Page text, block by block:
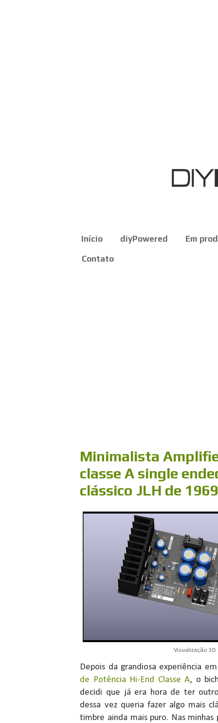
Início diyPowered Em
Contato
Minimalista
classe A single
clássico JLH de 1969
Visualização 3D
Depois da grandiosa experiência
de Potência Hi-End Classe A, o
decidi que já era hora de ter
dessa vez queria fazer algo mais
timbre ainda mais puro. Nas